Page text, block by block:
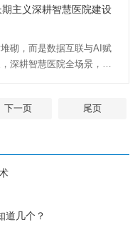
主义深耕智慧医院建设
砌，而是数据互联与AI赋
深耕智慧医院全场景，以
下一页 尾页
道几个？